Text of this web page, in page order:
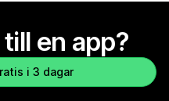
en app?
i 3 dagar